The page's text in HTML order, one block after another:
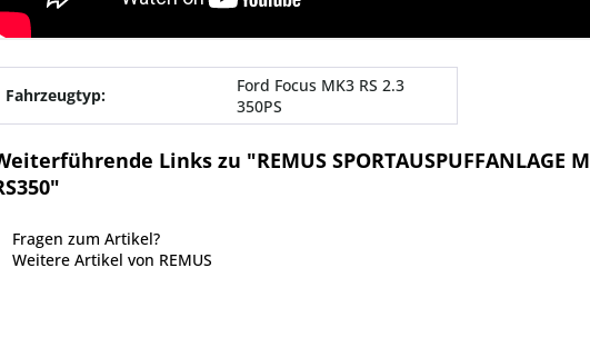
Fahrzeugtyp:
Ford Focus MK3 RS 2.3
350PS
Links zu "REMUS SPORTAUSPUFFANLAGE
Fragen zum Artikel?
Weitere Artikel von REMUS